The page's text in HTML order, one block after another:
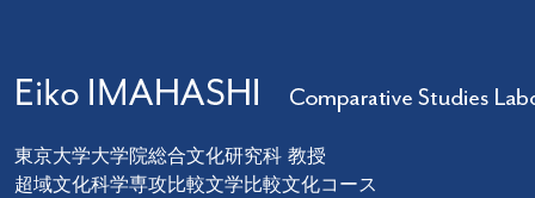
東京大学大学院総合文化研究科 教授
超域文化科学専攻比較文学比較文化コース